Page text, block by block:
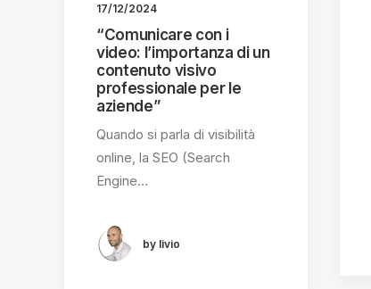
17/12/2024
“Comunicare con i
video: l’importanza di un
contenuto visivo
professionale per le
aziende”
Quando si parla di visibilità
online, la SEO (Search
Engine…
by livio